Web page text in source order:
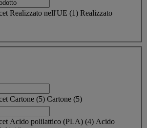
Realizzato nell'UE (1) Realizzato
Cartone (5) Cartone (5)
Acido polilattico (PLA) (4) Acido